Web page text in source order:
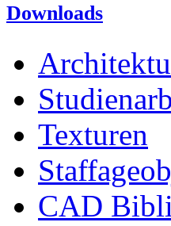
Downloads
Texturen
CAD